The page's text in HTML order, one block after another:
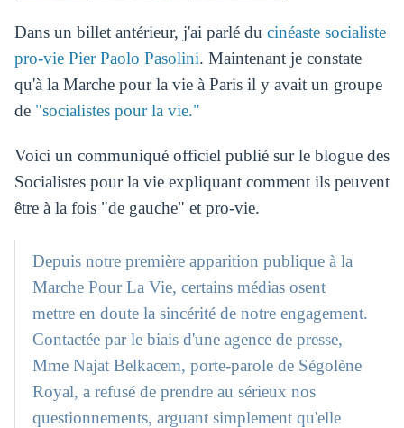
Dans un billet antérieur, j'ai parlé du cinéaste socialiste
pro-vie Pier Paolo Pasolini. Maintenant je constate
qu'à la Marche pour la vie à Paris il y avait un groupe
de "socialistes pour la vie."
Voici un communiqué officiel publié sur le blogue des
Socialistes pour la vie expliquant comment ils peuvent
être à la fois "de gauche" et pro-vie.
Depuis notre première apparition publique à la
Marche Pour La Vie, certains médias osent
mettre en doute la sincérité de notre engagement.
Contactée par le biais d'une agence de presse,
Mme Najat Belkacem, porte-parole de Ségolène
Royal, a refusé de prendre au sérieux nos
questionnements, arguant simplement qu'elle